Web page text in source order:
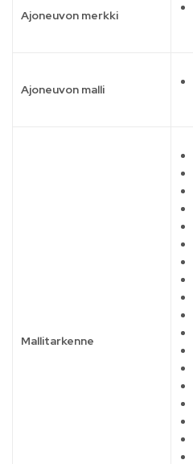
Ajoneuvon merkki
Ajoneuvon malli
Mallitarkenne